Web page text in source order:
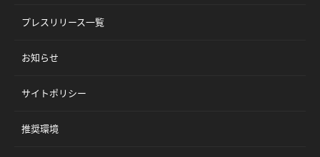
プレスリリース一覧
お知らせ
サイトポリシー
推奨環境